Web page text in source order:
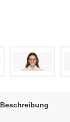
Beschreibung